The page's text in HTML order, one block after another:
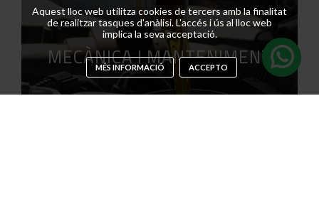
MECÀNICA I MANTENIMENT
Aquest lloc web utilitza cookies de tercers amb la finalitat
de realitzar tasques d'anàlisi. L'accés i ús al lloc web
implica la seva acceptació.
MÉS INFORMACIÓ ACCEPTO